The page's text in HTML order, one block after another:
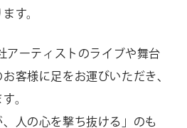
す。
アーティストのライブや舞台
客様に足をお運びいただき、
。
人の心を撃ち抜ける」のも